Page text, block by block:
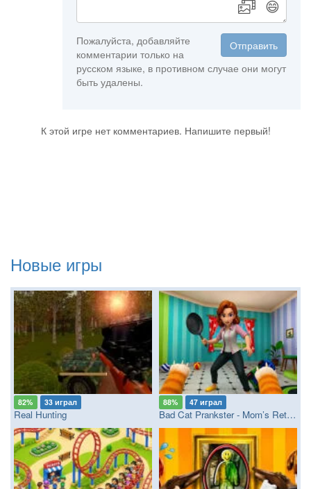
😄
Отправить
Пожалуйста, добавляйте
комментарии только на
русском языке, в противном случае они могут
быть удалены.
К этой игре нет комментариев. Напишите первый!
Новые игры
82% 33 играл
Real Hunting
88% 47 играл
Bad Cat Prankster - Mom’s Return